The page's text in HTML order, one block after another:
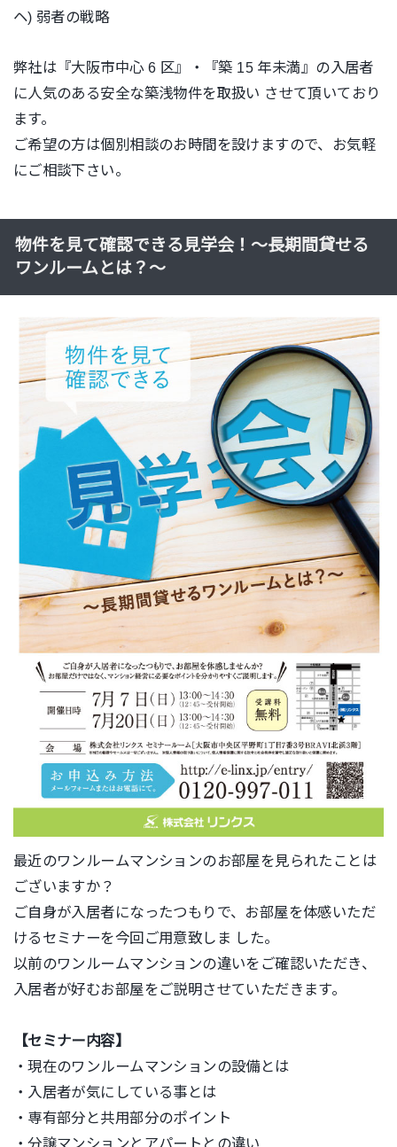
ヘ) 弱者の戦略
弊社は『大阪市中心 6 区』・『築 15 年未満』の入居者
に人気のある安全な築浅物件を取扱い させて頂いており
ます。
ご希望の方は個別相談のお時間を設けますので、お気軽
にご相談下さい。
物件を見て確認できる見学会！〜長期間貸せる
ワンルームとは？〜
最近のワンルームマンションのお部屋を見られたことは
ございますか？
ご自身が入居者になったつもりで、お部屋を体感いただ
けるセミナーを今回ご用意致しま した。
以前のワンルームマンションの違いをご確認いただき、
入居者が好むお部屋をご説明させていただきます。
【セミナー内容】
・現在のワンルームマンションの設備とは
・入居者が気にしている事とは
・専有部分と共用部分のポイント
・分譲マンションとアパートとの違い